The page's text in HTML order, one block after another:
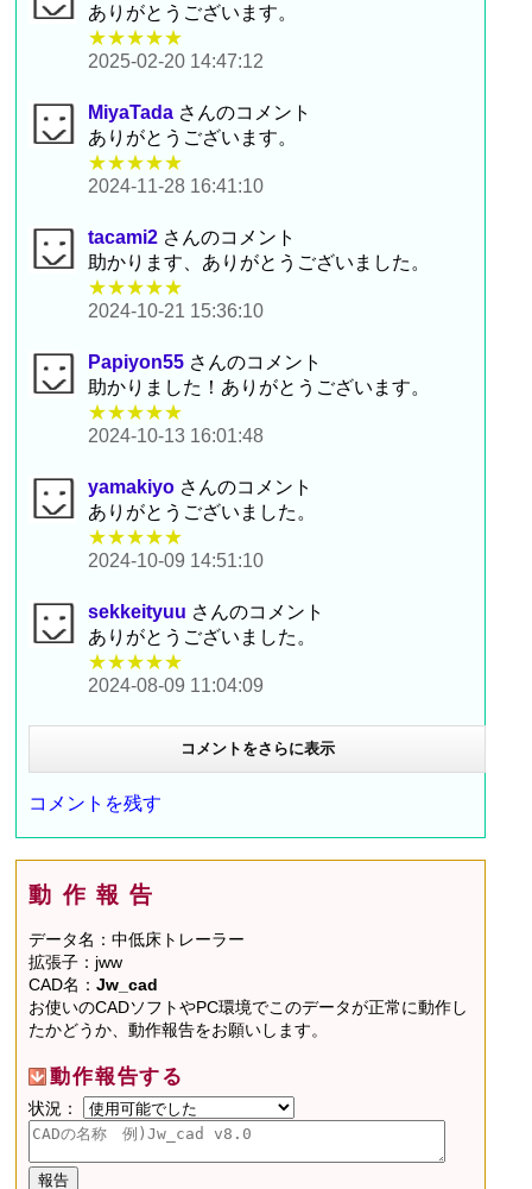
ありがとうございます。
★★★★★
2025-02-20 14:47:12
MiyaTada さんのコメント
ありがとうございます。
★★★★★
2024-11-28 16:41:10
tacami2 さんのコメント
助かります、ありがとうございました。
★★★★★
2024-10-21 15:36:10
Papiyon55 さんのコメント
助かりました！ありがとうございます。
★★★★★
2024-10-13 16:01:48
yamakiyo さんのコメント
ありがとうございました。
★★★★★
2024-10-09 14:51:10
sekkeityuu さんのコメント
ありがとうございました。
★★★★★
2024-08-09 11:04:09
コメントをさらに表示
コメントを残す
動作報告
データ名：中低床トレーラー
拡張子：jww
CAD名：Jw_cad
お使いのCADソフトやPC環境でこのデータが正常に動作し
たかどうか、動作報告をお願いします。
動作報告する
状況：